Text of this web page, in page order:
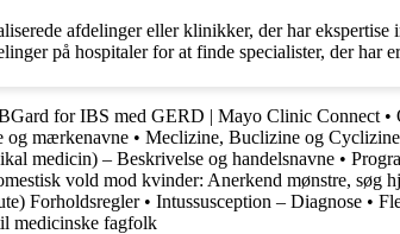
afdelinger eller klinikker, der har
på hospitaler for at finde specialister, der har
for IBS med GERD | Mayo Clinic Connect •
og mærkenavne • Meclizine, Buclizine og
medicin) – Beskrivelse og handelsnavne •
vold mod kvinder: Anerkend mønstre, søg
Forholdsregler• Intussusception – Diagnose •
medicinske fagfolk